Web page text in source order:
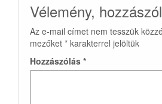
Vélemény,
Az e-mail címet nem tesszük
mezőket * karakterrel jelöltük
Hozzászólás *